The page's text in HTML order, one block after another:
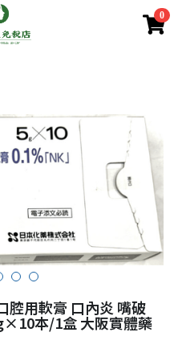
0
腔用軟膏 口內炎 嘴破
本/1盒 大阪實體藥
×
類
品